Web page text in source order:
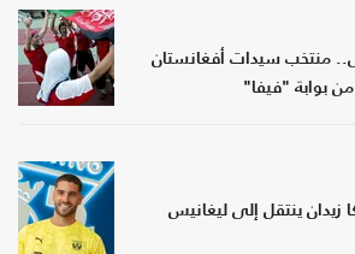
منتخب سيدات أفغانستان
بوابة "فيفا"
زيدان ينتقل إلى ليغانيس